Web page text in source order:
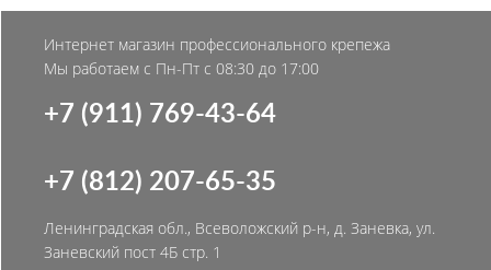
Интернет магазин профессионального крепежа
Мы работаем с Пн-Пт с 08:30 до 17:00
+7 (911) 769-43-64
+7 (812) 207-65-35
Ленинградская обл., Всеволожский р-н, д. Заневка, ул.
Заневский пост 4Б стр. 1